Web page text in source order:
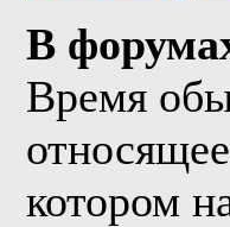
В
Время
котором